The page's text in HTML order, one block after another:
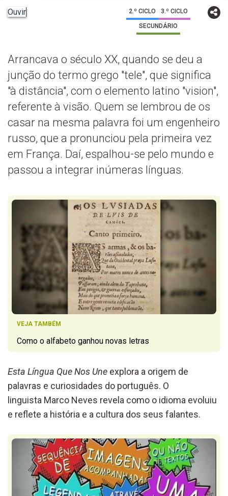
Ouvir 2.º CICLO 3.º CICLO
SECUNDÁRIO
Arrancava o século XX, quando se deu a
junção do termo grego "tele", que significa
"à distância", com o elemento latino "vision",
referente à visão. Quem se lembrou de os
casar na mesma palavra foi um engenheiro
russo, que a pronunciou pela primeira vez
em França. Daí, espalhou-se pelo mundo e
passou a integrar inúmeras línguas.
VEJA TAMBÉM
Como o alfabeto ganhou novas letras
Esta Língua Que Nos Une explora a origem de
palavras e curiosidades do português. O
linguista Marco Neves revela como o idioma evoluiu
e reflete a história e a cultura dos seus falantes.